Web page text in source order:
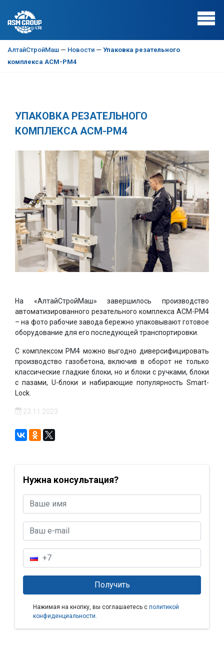
АлтайСтройМаш — Новости — Упаковка резательного
комплекса АСМ-РМ4
УПАКОВКА РЕЗАТЕЛЬНОГО
КОМПЛЕКСА АСМ-РМ4
На «АлтайСтройМаш» завершилось производство
автоматизированного резательного комплекса АСМ-РМ4
– на фото рабочие завода бережно упаковывают готовое
оборудование для его последующей транспортировки.
С комплексом РМ4 можно выгодно диверсифицировать
производство газобетона, включив в оборот не только
классические гладкие блоки, но и блоки с ручками, блоки
с пазами, U-блоки и набирающие популярность Smart-
Lock.
23.11.2023
Нужна консультация?
Нажимая на кнопку, вы соглашаетесь с политикой
конфиденциальности